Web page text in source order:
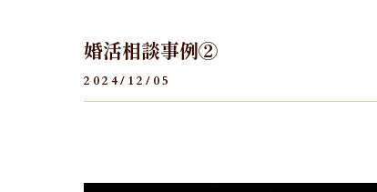
婚活相談事例②
2024/12/05